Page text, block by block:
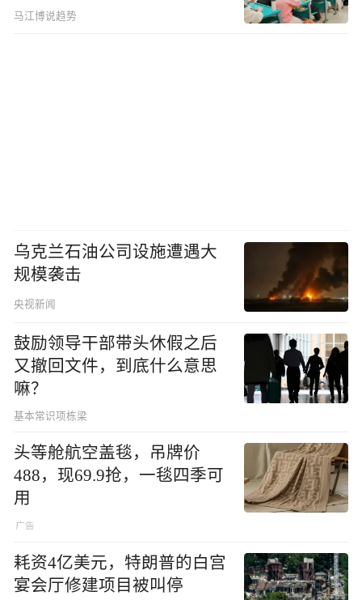
马江博说趋势
乌克兰石油公司设施遭遇大
规模袭击
央视新闻
鼓励领导干部带头休假之后
又撤回文件，到底什么意思
嘛？
基本常识项栋梁
头等舱航空盖毯，吊牌价
488，现69.9抢，一毯四季可
用
耗资4亿美元，特朗普的白宫
宴会厅修建项目被叫停